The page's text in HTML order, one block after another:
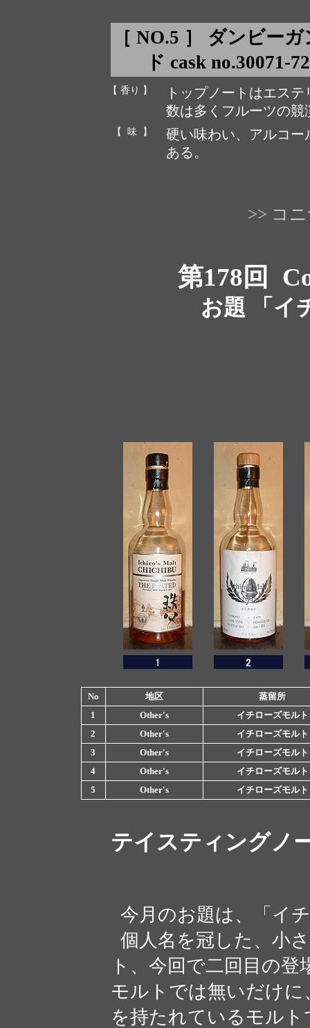
［ NO.5 ］ ダンビー
ド cask no.30071-
【 香り 】
トップノートはエス
数は多くフルーツの
【 味 】
硬い味わい、アルコ
ある。
>> コ
第178回
お題 「イ
No 地区
蒸留所
1
Other's
イチローズモルト
2
Other's
イチローズモルト
3
Other's
イチローズモルト
4
Other's
イチローズモルト
5
Other's イチローズモルト
テイスティングノ
今月のお題は、「イ
個人名を冠した、小
ト、今回で二回目の
モルトでは無いだけ
を持たれているモル